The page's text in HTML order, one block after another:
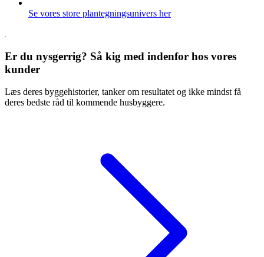
Se vores store plantegningsunivers her
Er du nysgerrig? Så kig med indenfor hos vores
kunder
Læs deres byggehistorier, tanker om resultatet og ikke mindst få
deres bedste råd til kommende husbyggere.